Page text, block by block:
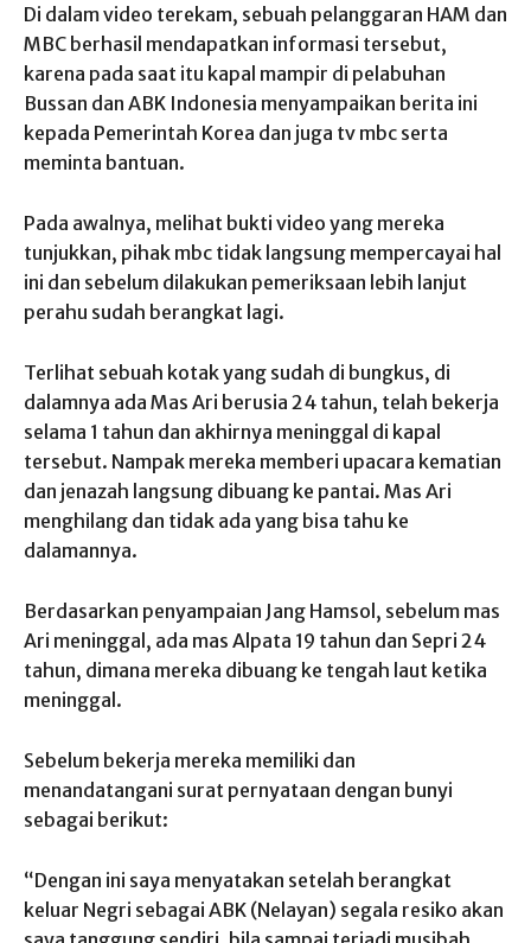
Di dalam video terekam, sebuah pelanggaran HAM dan
MBC berhasil mendapatkan informasi tersebut,
karena pada saat itu kapal mampir di pelabuhan
Bussan dan ABK Indonesia menyampaikan berita ini
kepada Pemerintah Korea dan juga tv mbc serta
meminta bantuan.
Pada awalnya, melihat bukti video yang mereka
tunjukkan, pihak mbc tidak langsung mempercayai hal
ini dan sebelum dilakukan pemeriksaan lebih lanjut
perahu sudah berangkat lagi.
Terlihat sebuah kotak yang sudah di bungkus, di
dalamnya ada Mas Ari berusia 24 tahun, telah bekerja
selama 1 tahun dan akhirnya meninggal di kapal
tersebut. Nampak mereka memberi upacara kematian
dan jenazah langsung dibuang ke pantai. Mas Ari
menghilang dan tidak ada yang bisa tahu ke
dalamannya.
Berdasarkan penyampaian Jang Hamsol, sebelum mas
Ari meninggal, ada mas Alpata 19 tahun dan Sepri 24
tahun, dimana mereka dibuang ke tengah laut ketika
meninggal.
Sebelum bekerja mereka memiliki dan
menandatangani surat pernyataan dengan bunyi
sebagai berikut:
“Dengan ini saya menyatakan setelah berangkat
keluar Negri sebagai ABK (Nelayan) segala resiko akan